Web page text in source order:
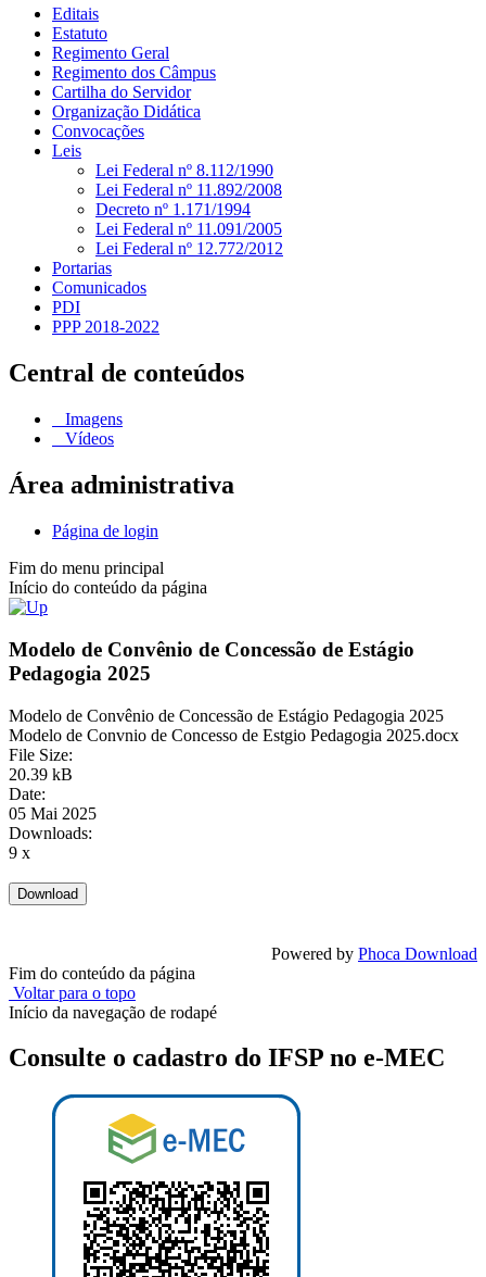
Editais
Estatuto
Regimento Geral
Regimento dos Câmpus
Cartilha do Servidor
Organização Didática
Convocações
Leis
Lei Federal nº 8.112/1990
Lei Federal nº 11.892/2008
Decreto nº 1.171/1994
Lei Federal nº 11.091/2005
Lei Federal nº 12.772/2012
Portarias
Comunicados
PDI
PPP 2018-2022
Central de conteúdos
Imagens
Vídeos
Área administrativa
Página de login
Fim do menu principal
Início do conteúdo da página
Modelo de Convênio de Concessão de Estágio
Pedagogia 2025
Modelo de Convênio de Concessão de Estágio Pedagogia 2025
Modelo de Convnio de Concesso de Estgio Pedagogia 2025.docx
File Size:
20.39 kB
Date:
05 Mai 2025
Downloads:
9 x
Powered by Phoca Download
Fim do conteúdo da página
Voltar para o topo
Início da navegação de rodapé
Consulte o cadastro do IFSP no e-MEC